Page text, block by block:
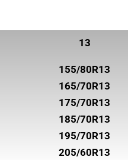
SUNNY
SUPERIA TIRES
SYRON
TOYO
13
155/80R13
165/70R13
175/70R13
185/70R13
195/70R13
205/60R13